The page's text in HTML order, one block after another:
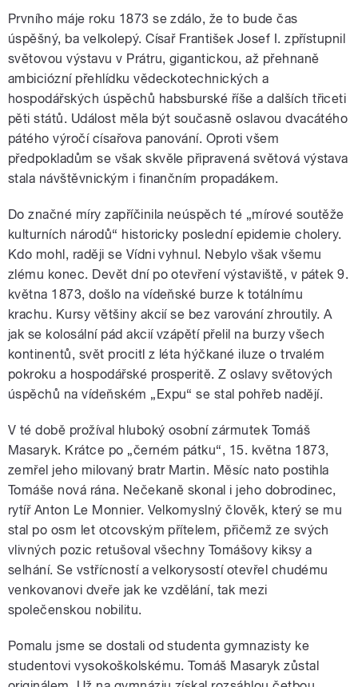
Prvního máje roku 1873 se zdálo, že to bude čas
úspěšný, ba velkolepý. Císař František Josef I. zpřístupnil
světovou výstavu v Prátru, gigantickou, až přehnaně
ambiciózní přehlídku vědeckotechnických a
hospodářských úspěchů habsburské říše a dalších třiceti
pěti států. Událost měla být současně oslavou dvacátého
pátého výročí císařova panování. Oproti všem
předpokladům se však skvěle připravená světová výstava
stala návštěvnickým i finančním propadákem.
Do značné míry zapříčinila neúspěch té „mírové soutěže
kulturních národů“ historicky poslední epidemie cholery.
Kdo mohl, raději se Vídni vyhnul. Nebylo však všemu
zlému konec. Devět dní po otevření výstaviště, v pátek 9.
května 1873, došlo na vídeňské burze k totálnímu
krachu. Kursy většiny akcií se bez varování zhroutily. A
jak se kolosální pád akcií vzápětí přelil na burzy všech
kontinentů, svět procitl z léta hýčkané iluze o trvalém
pokroku a hospodářské prosperitě. Z oslavy světových
úspěchů na vídeňském „Expu“ se stal pohřeb nadějí.
V té době prožíval hluboký osobní zármutek Tomáš
Masaryk. Krátce po „černém pátku“, 15. května 1873,
zemřel jeho milovaný bratr Martin. Měsíc nato postihla
Tomáše nová rána. Nečekaně skonal i jeho dobrodinec,
rytíř Anton Le Monnier. Velkomyslný člověk, který se mu
stal po osm let otcovským přítelem, přičemž ze svých
vlivných pozic retušoval všechny Tomášovy kiksy a
selhání. Se vstřícností a velkorysostí otevřel chudému
venkovanovi dveře jak ke vzdělání, tak mezi
společenskou nobilitu.
Pomalu jsme se dostali od studenta gymnazisty ke
studentovi vysokoškolskému. Tomáš Masaryk zůstal